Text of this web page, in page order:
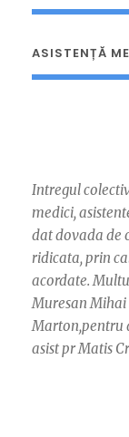
ASISTENȚĂ
Intregul
medici,
dat dovada de
ridicata, prin
acordate.
Muresan Mihai
Marton,pentru
asist pr Matis